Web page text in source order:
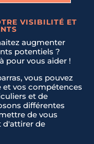
VISIBILITÉ ET
augmenter
potentiels ?
pour vous aider !
vous pouvez
vos compétences
et de
différentes
de vous
d'attirer de